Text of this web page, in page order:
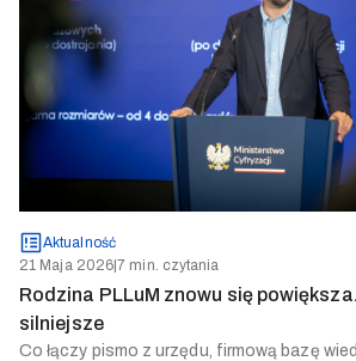
Aktualność
21 Maja 2026|7 min. czytania
Rodzina PLLuM znowu się
silniejsze
Co łączy pismo z urzędu, firmową bazę